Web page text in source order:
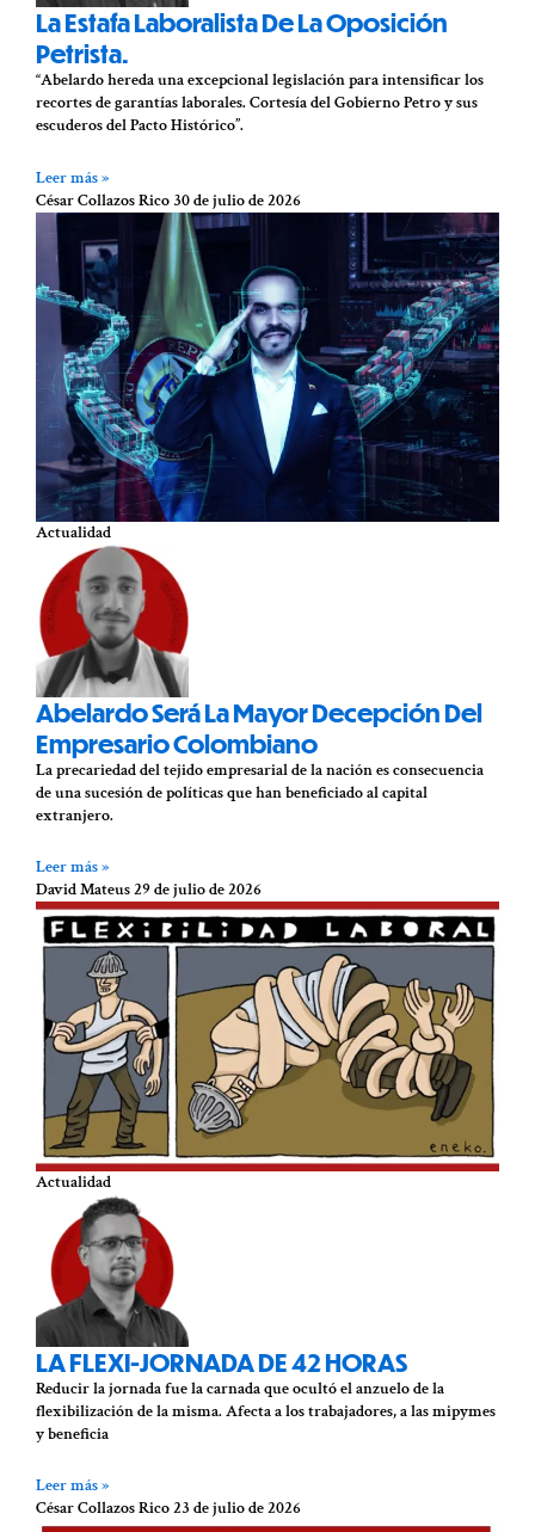
La Estafa Laboralista De La Oposición
Petrista.
“Abelardo hereda una excepcional legislación para intensificar los
recortes de garantías laborales. Cortesía del Gobierno Petro y sus
escuderos del Pacto Histórico”.
Leer más »
César Collazos Rico 30 de julio de 2026
Actualidad
Abelardo Será La Mayor Decepción Del
Empresario Colombiano
La precariedad del tejido empresarial de la nación es consecuencia
de una sucesión de políticas que han beneficiado al capital
extranjero.
Leer más »
David Mateus29 de julio de 2026
Actualidad
LA FLEXI-JORNADA DE 42 HORAS
Reducir la jornada fue la carnada que ocultó el anzuelo de la
flexibilización de la misma. Afecta a los trabajadores, a las mipymes
y beneficia
Leer más »
César Collazos Rico23 de julio de 2026